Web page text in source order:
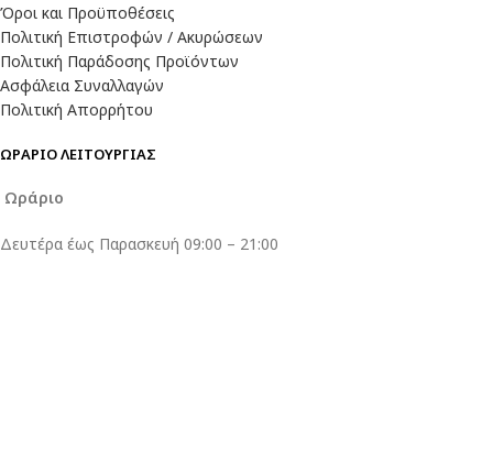
Όροι και Προϋποθέσεις
Πολιτική Επιστροφών / Ακυρώσεων
Πολιτική Παράδοσης Προϊόντων
Ασφάλεια Συναλλαγών
Πολιτική Απορρήτου
ΩΡΑΡΙΟ ΛΕΙΤΟΥΡΓΙΑΣ
Ωράριο
Δευτέρα έως Παρασκευή 09:00 – 21:00